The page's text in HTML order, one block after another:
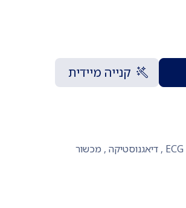
קנייה מיידית
, דיאגנוסטיקה, מכשור